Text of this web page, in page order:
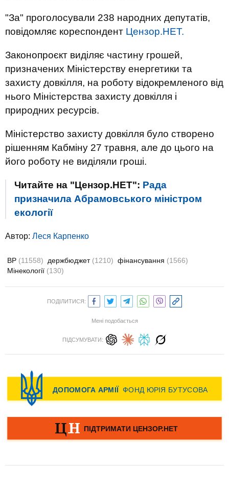
"За" проголосували 238 народних депутатів,
повідомляє кореспондент Цензор.НЕТ.
Законопроєкт виділяє частину грошей,
призначених Міністерству енергетики та
захисту довкілля, на роботу відокремленого від
нього Міністерства захисту довкілля і
природних ресурсів.
Міністерство захисту довкілля було створено
рішенням Кабміну 27 травня, але до цього на
його роботу не виділяли гроші.
Читайте на "Цензор.НЕТ": Рада
призначила Абрамовського міністром
екології
Автор: Леся Карпенко
ВР (11558) держбюджет (1210) фінансування (1566)
Мінекології (130)
ПОДІЛИТИСЯ:
Мені подобається
ПІДСУМУВАТИ: